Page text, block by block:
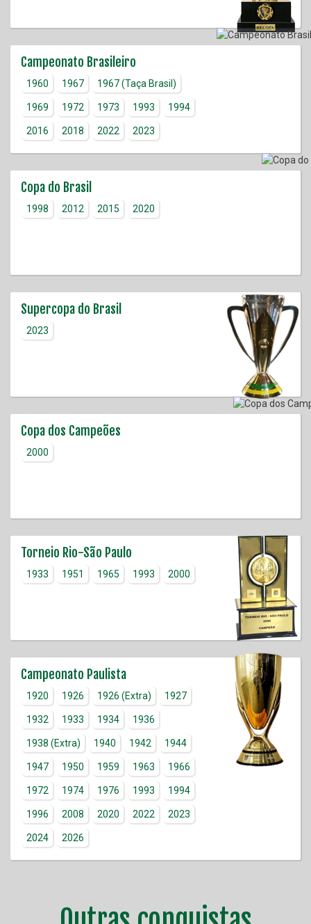
Campeonato Brasileiro
1960 1967 1967 (Taça Brasil)
1969 1972 1973 1993 1994
2016 2018 2022 2023
Copa do Brasil
1998 2012 2015 2020
Supercopa do Brasil
2023
Copa dos Campeões
2000
Torneio Rio-São Paulo
1933 1951 1965 1993 2000
Campeonato Paulista
1920 1926 1926 (Extra) 1927
1932 1933 1934 1936
1938 (Extra) 1940 1942 1944
1947 1950 1959 1963 1966
1972 1974 1976 1993 1994
1996 2008 2020 2022 2023
2024 2026